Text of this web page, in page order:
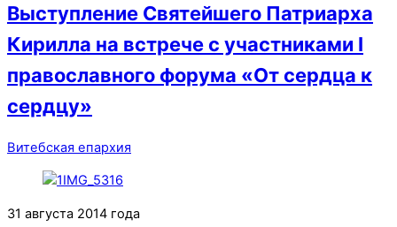
Выступление Святейшего Патриарха
Кирилла на встрече с участниками I
православного форума «От сердца к
сердцу»
Витебская епархия
31 августа 2014 года